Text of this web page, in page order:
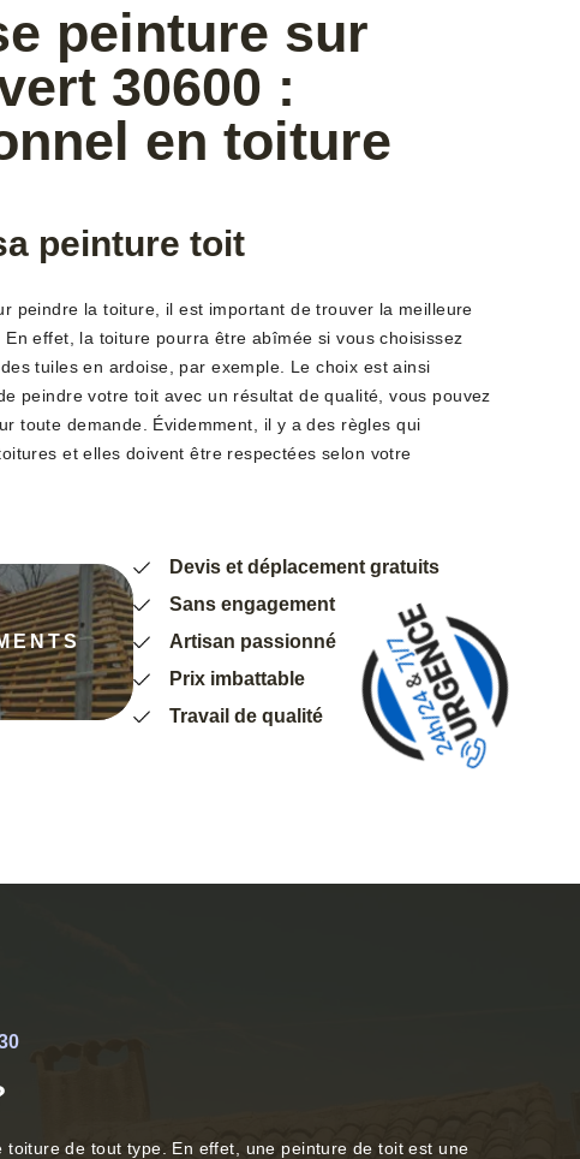
peinture sur
30600 :
en toiture
peinture toit
peindre la toiture, il est important de trouver la meilleure
effet, la toiture pourra être abîmée si vous choisissez
tuiles en ardoise, par exemple. Le choix est ainsi
peindre votre toit avec un résultat de qualité, vous pouvez
toute demande. Évidemment, il y a des règles qui
et elles doivent être respectées selon votre
Devis et déplacement gratuits
Sans engagement
Artisan passionné
Prix imbattable
Travail de qualité
de tout type. En effet, une peinture de toit est une